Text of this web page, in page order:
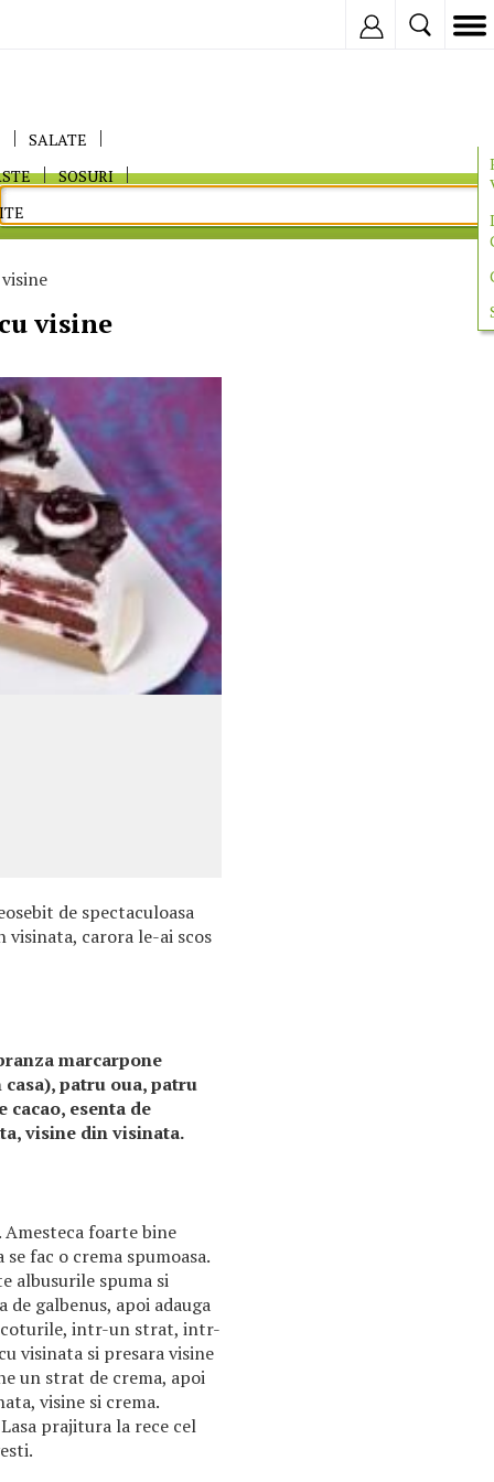
SALATE
SOSURI
visine
de spectaculoasa
visinata, carora le-ai scos
marcarpone
patru oua, patru
esenta de
visine din visinata.
Amesteca foarte bine
fac o crema spumoasa.
albusurile spuma si
galbenus, apoi adauga
intr-un strat, intr-
visinata si presara visine
un strat de crema, apoi
visine si crema.
prajitura la rece cel